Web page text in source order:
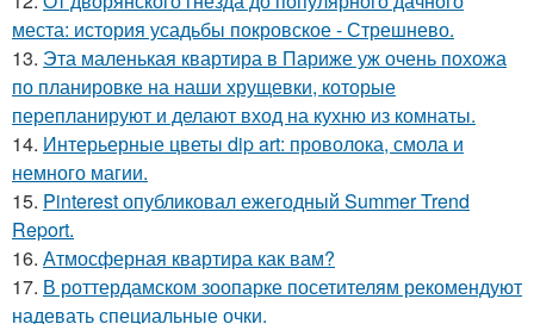
места: история усадьбы покровское - Стрешнево.
13. Эта маленькая квартира в Париже уж очень похожа
по планировке на наши хрущевки, которые
перепланируют и делают вход на кухню из комнаты.
14. Интерьерные цветы dip art: проволока, смола и
немного магии.
15. Pinterest опубликовал ежегодный Summer Trend
Report.
16. Атмосферная квартира как вам?
17. В роттердамском зоопарке посетителям рекомендуют
надевать специальные очки.